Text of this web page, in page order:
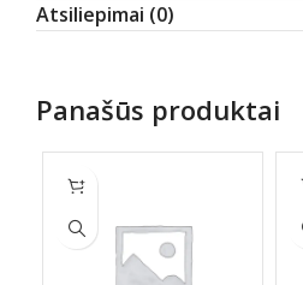
Atsiliepimai (0)
Panašūs produktai